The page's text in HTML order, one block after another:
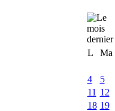
L
Ma
4
5
11 12
18 19